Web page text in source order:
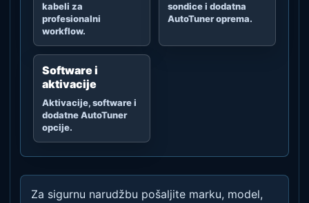
kabeli za
profesionalni
workflow.
sondice i dodatna
AutoTuner oprema.
Software i
aktivacije
Aktivacije, software i
dodatne AutoTuner
opcije.
Za sigurnu narudžbu pošaljite marku, model,